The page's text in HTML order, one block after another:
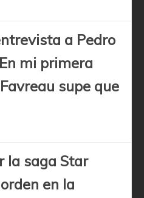
a Pedro
mi primera
supe que
la saga Star
en la